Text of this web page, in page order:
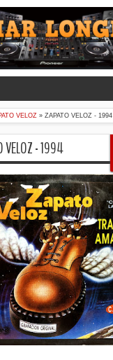
VELOZ » ZAPATO VELOZ - 1994
VELOZ - 1994